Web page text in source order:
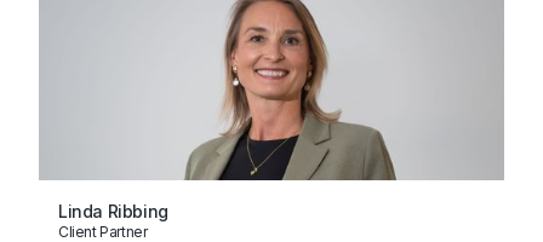
Linda Ribbing
Client Partner